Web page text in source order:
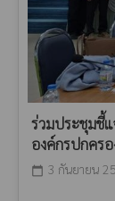
ร่วมประชุมชี้
องค์กรปกคร
calendar_today 3 กันยายน